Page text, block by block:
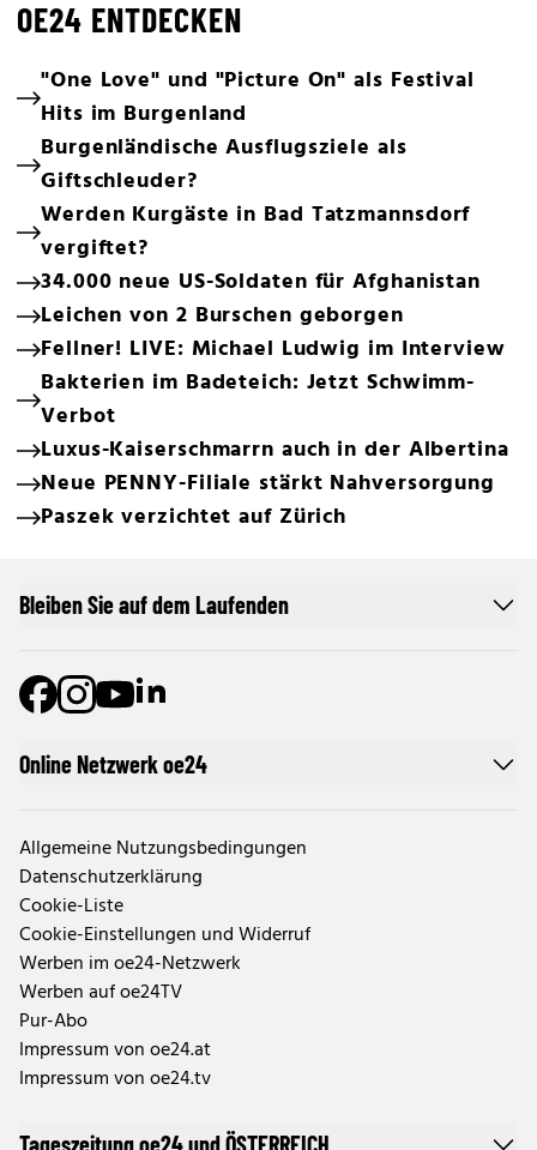
OE24 ENTDECKEN
"One Love" und "Picture On" als Festival
Hits im Burgenland
Burgenländische Ausflugsziele als
Giftschleuder?
Werden Kurgäste in Bad Tatzmannsdorf
vergiftet?
34.000 neue US-Soldaten für Afghanistan
Leichen von 2 Burschen geborgen
Fellner! LIVE: Michael Ludwig im Interview
Bakterien im Badeteich: Jetzt Schwimm-
Verbot
Luxus-Kaiserschmarrn auch in der Albertina
Neue PENNY-Filiale stärkt Nahversorgung
Paszek verzichtet auf Zürich
Online Netzwerk oe24
Allgemeine Nutzungsbedingungen
Datenschutzerklärung
Cookie-Liste
Cookie-Einstellungen und Widerruf
Werben im oe24-Netzwerk
Werben auf oe24TV
Pur-Abo
Impressum von oe24.at
Impressum von oe24.tv
Bleiben Sie auf dem Laufenden